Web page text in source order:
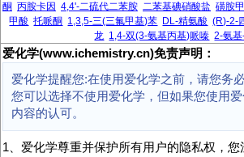
酮 丙胺卡因 4,4'-二硫代二苯胺 二苯基碘硝酸盐 磺胺
甲酸 托哌酮 1,3,5-三(三氟甲基)苯 DL-精氨酸 (R)-2-
龙 1,4-双(3-氨基丙基)哌嗪 2-氨
爱化学(www.ichemistry.cn)免责声明：
爱化学提醒您:在使用爱化学之前，请您务
您可以选择不使用爱化学，但如果您使用
内容的认可。
1、爱化学尊重并保护所有用户的隐私权，